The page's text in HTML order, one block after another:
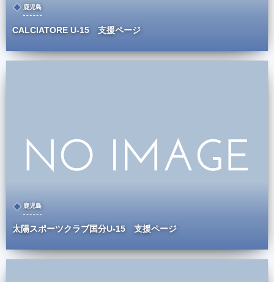
鹿児島
CALCIATORE U-15 支援ページ
鹿児島
太陽スポーツクラブ国分U-15 支援ページ